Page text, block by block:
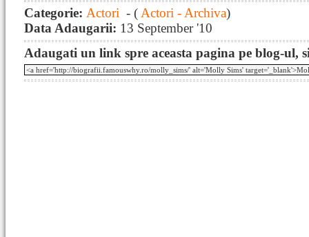
Categorie: Actori - ( Actori - Archiva)
Data Adaugarii: 13 September '10
Adaugati un link spre aceasta pagina pe blog-ul,